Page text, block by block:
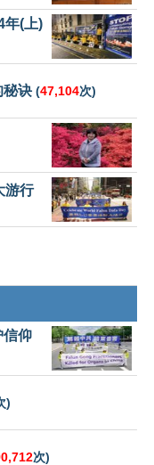
年(上)
秘诀 (47,104次)
游行
信仰
)
次)